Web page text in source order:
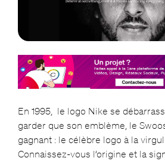
En 1995, le logo Nike se
garder que son emblème, le
gagnant : le célèbre logo à la
Connaissez-vous l’origine et la